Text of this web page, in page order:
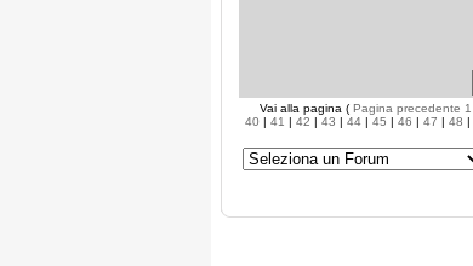
Vai alla pagina ( Pagina precedente 1
40 | 41 | 42 | 43 | 44 | 45 | 46 | 47 | 48 |